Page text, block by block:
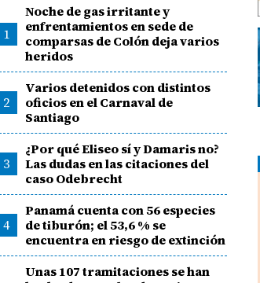
1
Noche de gas irritante y
enfrentamientos en sede de
comparsas de Colón deja varios
heridos
2
Varios detenidos con distintos
oficios en el Carnaval de
Santiago
3
¿Por qué Eliseo sí y Damaris no?
Las dudas en las citaciones del
caso Odebrecht
4
Panamá cuenta con 56 especies
de tiburón; el 53,6 % se
encuentra en riesgo de extinción
Unas 107 tramitaciones se han